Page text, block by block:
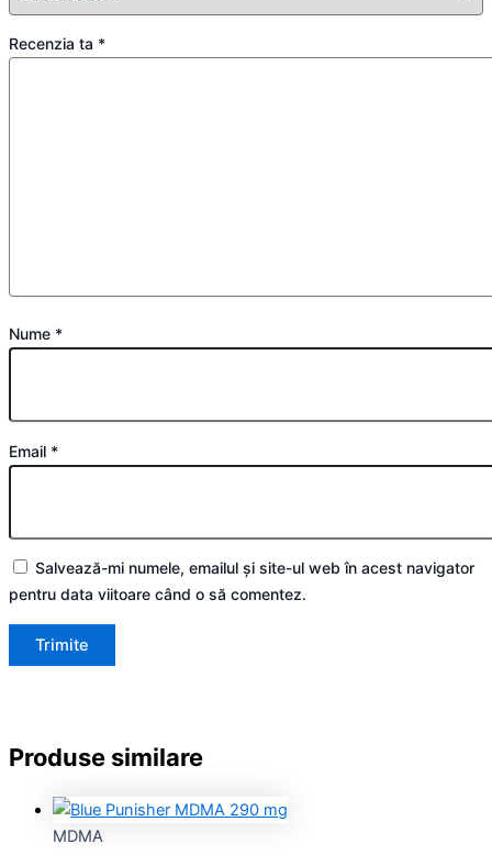
Recenzia ta *
Nume *
Email *
Salvează-mi numele, emailul și site-ul web în acest navigator
pentru data viitoare când o să comentez.
Produse similare
MDMA